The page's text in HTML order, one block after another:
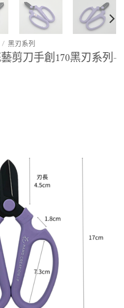
/ 黑刃系列
剪刀手創170黑刃系列-
：
。